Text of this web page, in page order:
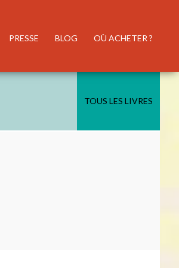
PRESSE BLOG OÙ ACHETER ?
TOUS LES LIVRES